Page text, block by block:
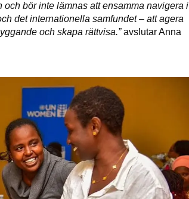
och bör inte lämnas att ensamma navigera i
det internationella samfundet – att agera
och skapa rättvisa.”avslutar Anna